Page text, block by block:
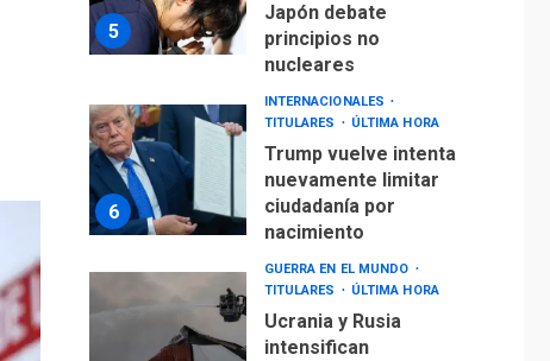
5
Japón debate
principios no
nucleares
6
INTERNACIONALES
TITULARES
ÚLTIMA HORA
Trump vuelve intenta
nuevamente limitar
ciudadanía por
nacimiento
GUERRA EN EL MUNDO
TITULARES
ÚLTIMA HORA
Ucrania y Rusia
intensifican